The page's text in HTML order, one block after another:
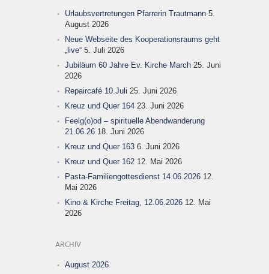
Urlaubsvertretungen Pfarrerin Trautmann 5.
August 2026
Neue Webseite des Kooperationsraums geht
„live“ 5. Juli 2026
Jubiläum 60 Jahre Ev. Kirche March 25. Juni
2026
Repaircafé 10.Juli 25. Juni 2026
Kreuz und Quer 164 23. Juni 2026
Feelg(o)od – spirituelle Abendwanderung
21.06.26 18. Juni 2026
Kreuz und Quer 163 6. Juni 2026
Kreuz und Quer 162 12. Mai 2026
Pasta-Familiengottesdienst 14.06.2026 12.
Mai 2026
Kino & Kirche Freitag, 12.06.2026 12. Mai
2026
ARCHIV
August 2026